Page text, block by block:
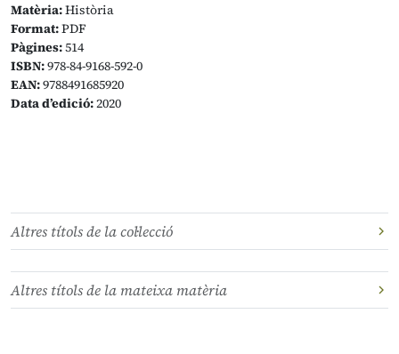
Matèria:Història
Format:PDF
Pàgines:514
ISBN:978-84-9168-592-0
EAN:9788491685920
Data d’edició:2020
Altres títols de la col·lecció
Altres títols de la mateixa matèria